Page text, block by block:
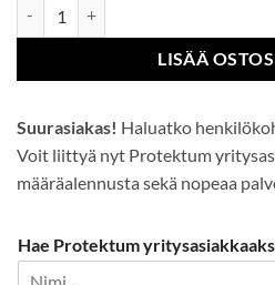
LISÄÄ
Suurasiakas! Haluatko
Voit liittyä nyt Protektum
määräalennusta sekä nopeaa
Hae Protektum